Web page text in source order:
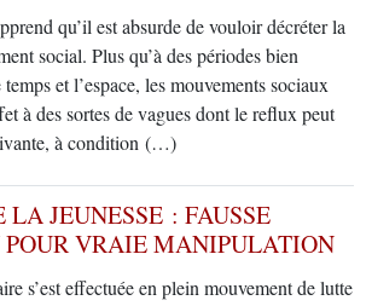
qu’il est absurde de vouloir décréter la
social. Plus qu’à des périodes bien
et l’espace, les mouvements sociaux
à des sortes de vagues dont le reflux peut
à condition (…)
JEUNESSE : FAUSSE
VRAIE MANIPULATION
s’est effectuée en plein mouvement de lutte